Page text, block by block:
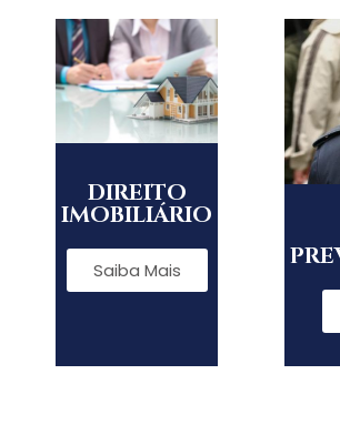
DIREITO
IMOBILIÁRIO
Saiba Mais